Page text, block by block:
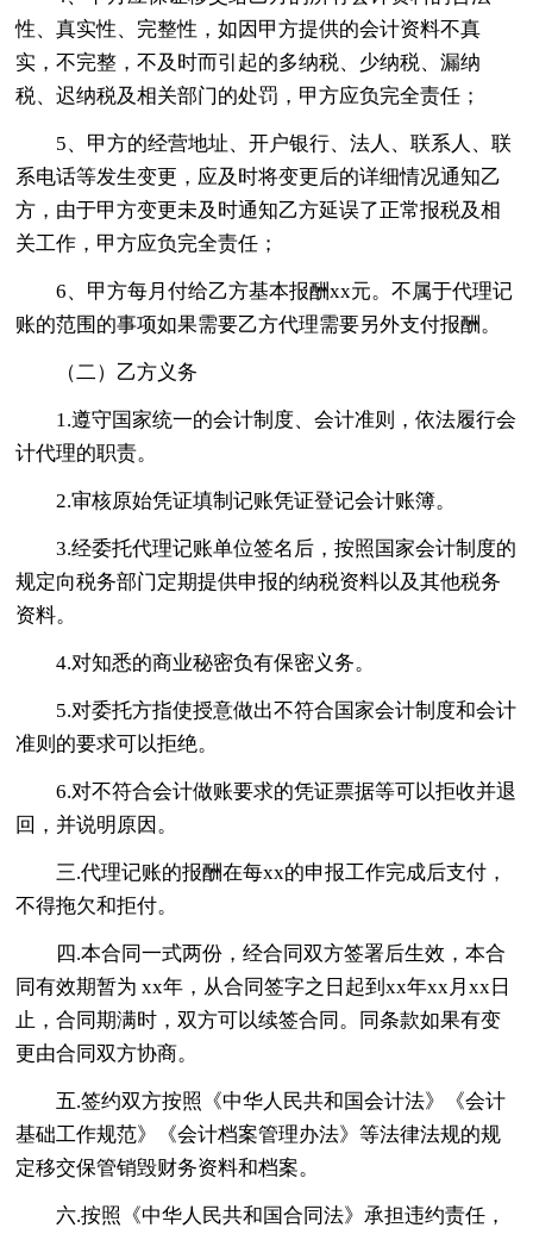
性、真实性、完整性，如因甲方提供的会计资料不真
实，不完整，不及时而引起的多纳税、少纳税、漏纳
税、迟纳税及相关部门的处罚，甲方应负完全责任；
5、甲方的经营地址、开户银行、法人、联系人、联
系电话等发生变更，应及时将变更后的详细情况通知乙
方，由于甲方变更未及时通知乙方延误了正常报税及相
关工作，甲方应负完全责任；
6、甲方每月付给乙方基本报酬xx元。不属于代理记
账的范围的事项如果需要乙方代理需要另外支付报酬。
（二）乙方义务
1.遵守国家统一的会计制度、会计准则，依法履行会
计代理的职责。
2.审核原始凭证填制记账凭证登记会计账簿。
3.经委托代理记账单位签名后，按照国家会计制度的
规定向税务部门定期提供申报的纳税资料以及其他税务
资料。
4.对知悉的商业秘密负有保密义务。
5.对委托方指使授意做出不符合国家会计制度和会计
准则的要求可以拒绝。
6.对不符合会计做账要求的凭证票据等可以拒收并退
回，并说明原因。
三.代理记账的报酬在每xx的申报工作完成后支付，
不得拖欠和拒付。
四.本合同一式两份，经合同双方签署后生效，本合
同有效期暂为 xx年，从合同签字之日起到xx年xx月xx日
止，合同期满时，双方可以续签合同。同条款如果有变
更由合同双方协商。
五.签约双方按照《中华人民共和国会计法》《会计
基础工作规范》《会计档案管理办法》等法律法规的规
定移交保管销毁财务资料和档案。
六.按照《中华人民共和国合同法》承担违约责任，